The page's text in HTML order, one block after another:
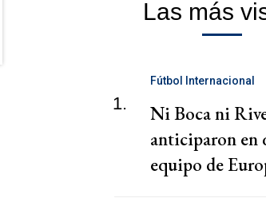
Las más
1.
Fútbol Internacional
Ni Boca ni
anticiparon en
equipo de